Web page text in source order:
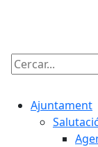
Cercar:
Ajuntament